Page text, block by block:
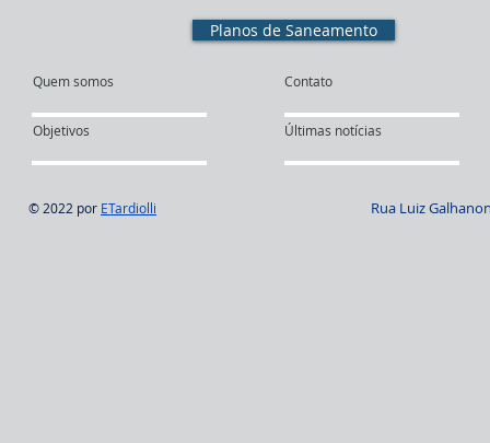
Planos de Saneamento
© 2022 por ETardiolli
Objetivos
Quem somos
Últimas notícias
Contato
Rua Luiz